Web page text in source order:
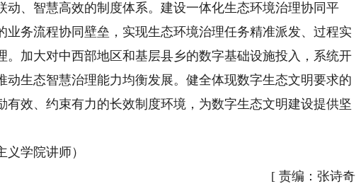
、智慧高效的制度体系。建设一体化生态环境治理协同平
业务流程协同壁垒，实现生态环境治理任务精准派发、过程实
。加大对中西部地区和基层县乡的数字基础设施投入，系统开
动生态智慧治理能力均衡发展。健全体现数字生态文明要求的
有效、约束有力的长效制度环境，为数字生态文明建设提供坚
学院讲师）
[ 责编：张诗奇